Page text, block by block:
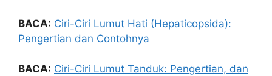
BACA: Ciri-Ciri Lumut Hati (Hepaticopsida):
Pengertian dan Contohnya
BACA: Ciri-Ciri Lumut Tanduk: Pengertian, dan